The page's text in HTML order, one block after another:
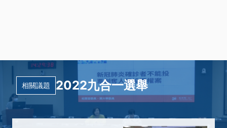
相關議題 2022九合一選舉